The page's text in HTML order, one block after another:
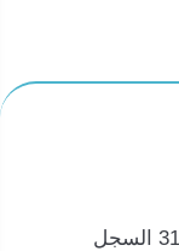
الرقم الضريبي:310216557100003 السجل